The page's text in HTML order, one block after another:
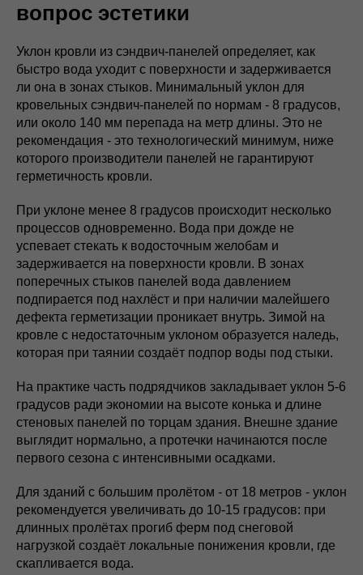
вопрос эстетики
Уклон кровли из сэндвич-панелей определяет, как
быстро вода уходит с поверхности и задерживается
ли она в зонах стыков. Минимальный уклон для
кровельных сэндвич-панелей по нормам - 8 градусов,
или около 140 мм перепада на метр длины. Это не
рекомендация - это технологический минимум, ниже
которого производители панелей не гарантируют
герметичность кровли.
При уклоне менее 8 градусов происходит несколько
процессов одновременно. Вода при дожде не
успевает стекать к водосточным желобам и
задерживается на поверхности кровли. В зонах
поперечных стыков панелей вода давлением
подпирается под нахлёст и при наличии малейшего
дефекта герметизации проникает внутрь. Зимой на
кровле с недостаточным уклоном образуется наледь,
которая при таянии создаёт подпор воды под стыки.
На практике часть подрядчиков закладывает уклон 5-6
градусов ради экономии на высоте конька и длине
стеновых панелей по торцам здания. Внешне здание
выглядит нормально, а протечки начинаются после
первого сезона с интенсивными осадками.
Для зданий с большим пролётом - от 18 метров - уклон
рекомендуется увеличивать до 10-15 градусов: при
длинных пролётах прогиб ферм под снеговой
нагрузкой создаёт локальные понижения кровли, где
скапливается вода.